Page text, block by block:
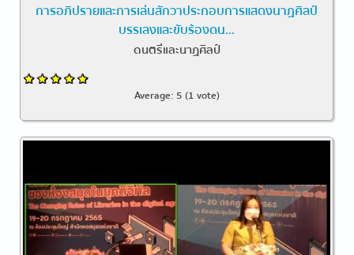
การอภิปรายและการเล่นสักวาประกอบการแสดงนาฏศิลป์
บรรเลงและขับร้องดน...
ดนตรีและนาฏศิลป์
Average: 5 (1 vote)